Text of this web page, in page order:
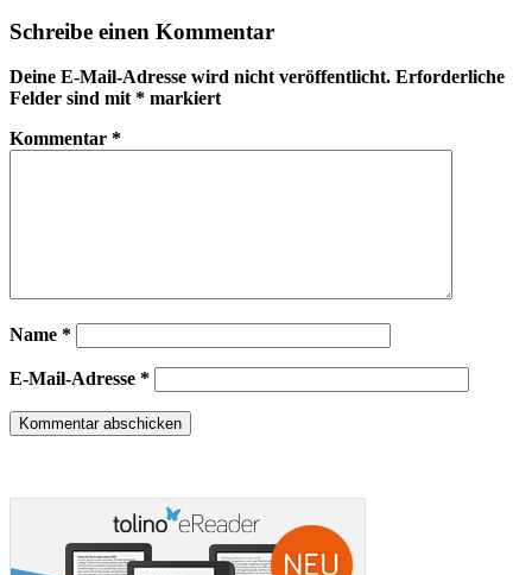
Schreibe einen Kommentar
Deine E-Mail-Adresse wird nicht veröffentlicht. Erforderliche
Felder sind mit* markiert
Kommentar *
Name *
E-Mail-Adresse *